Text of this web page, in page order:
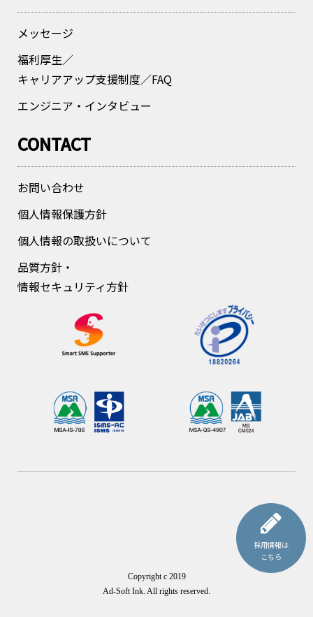
採用情報は
こちら
メッセージ
福利厚生／
キャリアアップ支援制度／FAQ
エンジニア・インタビュー
CONTACT
お問い合わせ
個人情報保護方針
個人情報の取扱いについて
品質方針・
情報セキュリティ方針
Copyright c 2019
Ad-Soft Ink. All rights reserved.